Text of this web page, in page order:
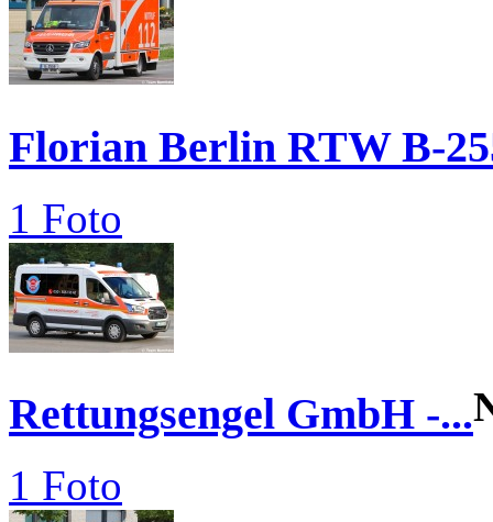
Florian Berlin RTW B-
1 Foto
Rettungsengel GmbH -...
1 Foto